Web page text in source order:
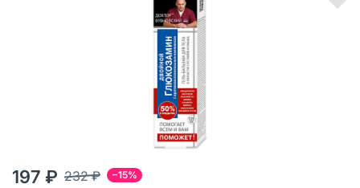
−15%
232 ₽
197 ₽